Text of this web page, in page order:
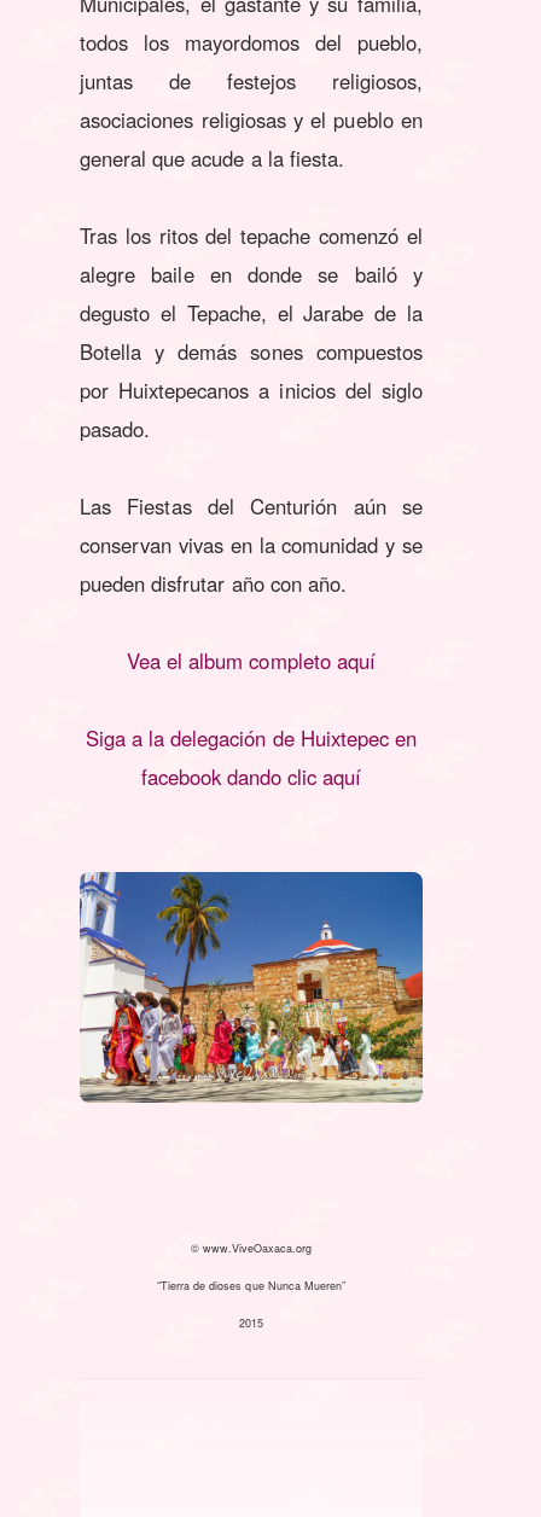
todos los mayordomos del pueblo,
juntas de festejos religiosos,
asociaciones religiosas y el pueblo en
general que acude a la fiesta.
Tras los ritos del tepache comenzó el
alegre baile en donde se bailó y
degusto el Tepache, el Jarabe de la
Botella y demás sones compuestos
por Huixtepecanos a inicios del siglo
pasado.
Las Fiestas del Centurión aún se
conservan vivas en la comunidad y se
pueden disfrutar año con año.
Vea el album completo aquí
Siga a la delegación de Huixtepec en
facebook dando clic aquí
© www.ViveOaxaca.org
“Tierra de dioses que Nunca Mueren”
2015